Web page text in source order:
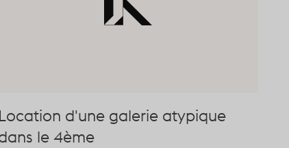
Location d'une galerie atypique
le 4ème